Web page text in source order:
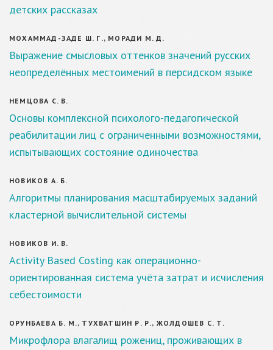
детских рассказах
МОХАММАД-ЗАДЕ Ш. Г., МОРАДИ М. Д.
Выражение смысловых оттенков значений русских
неопределённых местоимений в персидском языке
НЕМЦОВА С. В.
Основы комплексной психолого-педагогической
реабилитации лиц с ограниченными возможностями,
испытывающих состояние одиночества
НОВИКОВ А. Б.
Алгоритмы планирования масштабируемых заданий
кластерной вычислительной системы
НОВИКОВ И. В.
Activity Based Costing как операционно-
ориентированная система учёта затрат и исчисления
себестоимости
ОРУНБАЕВА Б. М., ТУХВАТШИН Р. Р., ЖОЛДОШЕВ С. Т.
Микрофлора влагалищ рожениц, проживающих в